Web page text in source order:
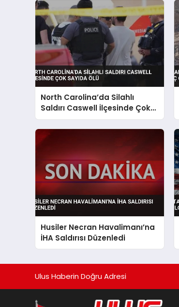
North Carolina’da Silahlı
Saldırı Caswell İlçesinde Çok
Sayıda Ölü
Husiler Necran Havalimanı’na
İHA Saldırısı Düzenledi
Ulus Haberin Doğru Adresi